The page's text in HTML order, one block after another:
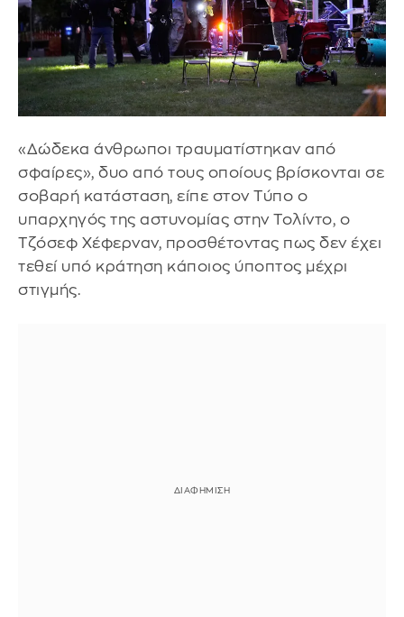
«Δώδεκα άνθρωποι τραυματίστηκαν από
σφαίρες», δυο από τους οποίους βρίσκονται σε
σοβαρή κατάσταση, είπε στον Τύπο ο
υπαρχηγός της αστυνομίας στην Τολίντο, ο
Τζόσεφ Χέφερναν, προσθέτοντας πως δεν έχει
τεθεί υπό κράτηση κάποιος ύποπτος μέχρι
στιγμής.